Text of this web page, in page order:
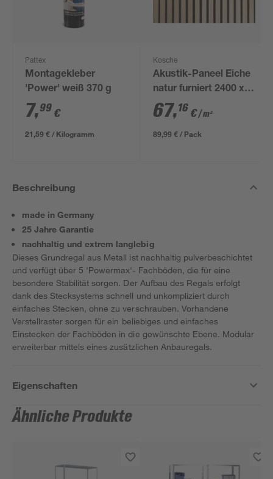
Pattex
Montagekleber
'Power' weiß 370 g
7,99 €
21,59 € / Kilogramm
Kosche
Akustik-Paneel Eiche
natur furniert 2400 x
561 x 19 mm
67,16 €/ m²
89,99 € / Pack
Beschreibung
made in Germany
25 Jahre Garantie
nachhaltig und extrem langlebig
Dieses Grundregal aus Metall ist nachhaltig pulverbeschichtet
und verfügt über 5 'Powermax'- Fachböden, die für eine
besondere Stabilität sorgen. Der Aufbau des Regals erfolgt
dank des Stecksystems schnell und unkompliziert durch
einfaches Stecken, ohne zu verschrauben. Vorhandene
Verstellraster sorgen für ein beliebiges und einfaches
Einstecken der Fachböden in die gewünschte Ebene. Modular
erweiterbar mittels eines zusätzlichen Anbauregals.
Eigenschaften
Ähnliche Produkte